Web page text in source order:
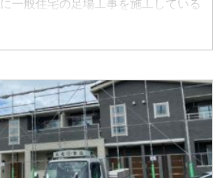
一般住宅の足場工事を施工している
グ更新が遅くなりお待たせ致しまし